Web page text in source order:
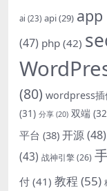
ai (23) api(29) app
(47) php (42)
(80) wordpress插
(31) 分享 (20) 双端
平台 (38) 开源(48)
(43) 战神引擎(26)
付 (41) 教程 (55)